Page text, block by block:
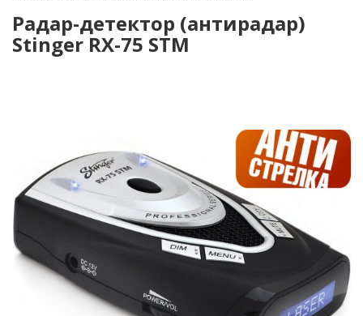
Радар-детектор (антирадар)
Stinger RX-75 STM